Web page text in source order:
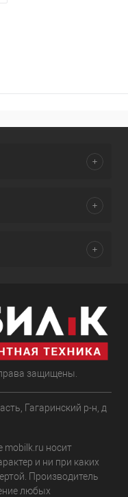
защищены.
Гагаринский р-н, д
mobilk.ru носит
и ни при каких
Производитель
любых